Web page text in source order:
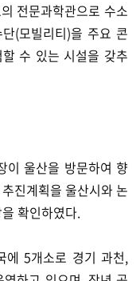
전문과학관으로 수소
(모빌리티)을 주요 콘
수 있는 시설을 갖추
이 울산을 방문하여 향
진계획을 울산시와 논
확인하였다.
에 5개소로 경기 과천,